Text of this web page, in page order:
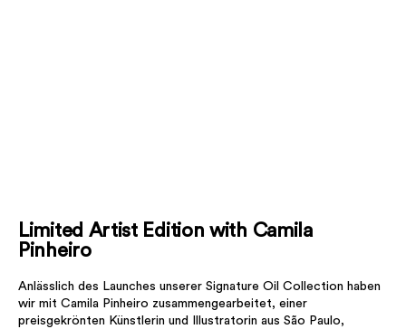
Limited Artist Edition with Camila
Pinheiro
Anlässlich des Launches unserer Signature Oil Collection haben
wir mit Camila Pinheiro zusammengearbeitet, einer
preisgekrönten Künstlerin und Illustratorin aus São Paulo,